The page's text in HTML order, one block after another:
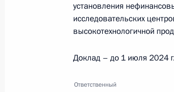
высокоскоростной
5 апреля 2024 года, 17:00
установления
исследовательских
высокотехнологичной
Доклад – до 1 июля 2024
Ответственный